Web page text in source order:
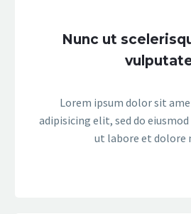
Nunc ut
Lorem ipsum dolor sit
adipisicing elit, sed do
ut labore et dolore